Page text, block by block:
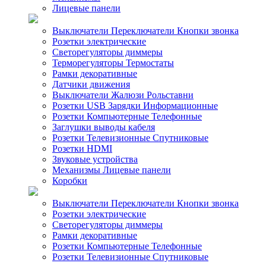
Лицевые панели
Выключатели Переключатели Кнопки звонка
Розетки электрические
Светорегуляторы диммеры
Терморегуляторы Термостаты
Рамки декоративные
Датчики движения
Выключатели Жалюзи Рольставни
Розетки USB Зарядки Информационные
Розетки Компьютерные Телефонные
Заглушки выводы кабеля
Розетки Телевизионные Спутниковые
Розетки HDMI
Звуковые устройства
Механизмы Лицевые панели
Коробки
Выключатели Переключатели Кнопки звонка
Розетки электрические
Светорегуляторы диммеры
Рамки декоративные
Розетки Компьютерные Телефонные
Розетки Телевизионные Спутниковые